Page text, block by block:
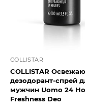
COLLISTAR
COLLISTAR
дезодорант-спрей
мужчин Uomo 24
Freshness Deo